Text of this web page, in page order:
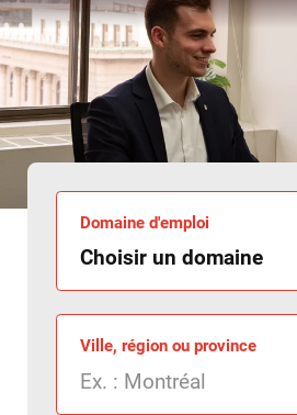
Domaine d'emploi
Ville, région ou province